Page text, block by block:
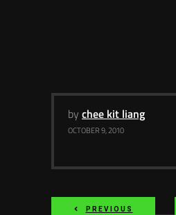
by chee kit liang
OCTOBER 9, 2010
PREVIOUS